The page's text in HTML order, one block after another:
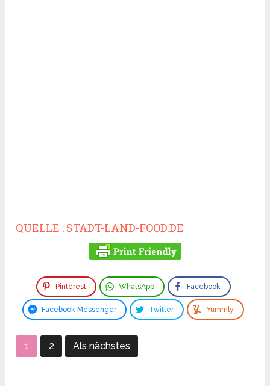
QUELLE : STADT-LAND-FOOD.DE
Pinterest WhatsApp Facebook
Facebook Messenger Twitter Yummly
1 2 Als nächstes